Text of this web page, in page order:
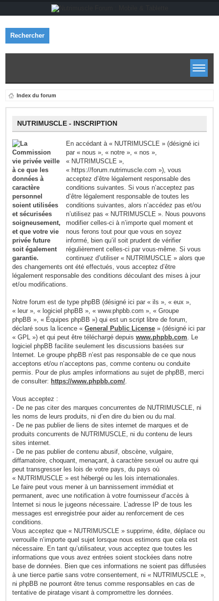
Rechercher
Index du forum
NUTRIMUSCLE - INSCRIPTION
En accédant à « NUTRIMUSCLE » (désigné ici
par « nous », « notre », « nos »,
« NUTRIMUSCLE »,
« https://forum.nutrimuscle.com »), vous
acceptez d’être légalement responsable des
conditions suivantes. Si vous n’acceptez pas
d’être légalement responsable de toutes les
conditions suivantes, alors n’accédez pas et/ou
n’utilisez pas « NUTRIMUSCLE ». Nous pouvons
modifier celles-ci à n’importe quel moment et
nous ferons tout pour que vous en soyez
informé, bien qu’il soit prudent de vérifier
régulièrement celles-ci par vous-même. Si vous
continuez d’utiliser « NUTRIMUSCLE » alors que
des changements ont été effectués, vous acceptez d’être
légalement responsable des conditions découlant des mises à jour
et/ou modifications.
Notre forum est de type phpBB (désigné ici par « ils », « eux »,
« leur », « logiciel phpBB », « www.phpbb.com », « Groupe
phpBB », « Équipes phpBB ») qui est un script libre de forum,
déclaré sous la licence «General Public License » (désigné ici par
« GPL ») et qui peut être téléchargé depuiswww.phpbb.com. Le
logiciel phpBB facilite seulement les discussions basées sur
Internet. Le groupe phpBB n’est pas responsable de ce que nous
acceptons et/ou n’acceptons pas, comme contenu ou conduite
permis. Pour de plus amples informations au sujet de phpBB, merci
de consulter: https://www.phpbb.com/.
Vous acceptez :
- De ne pas citer des marques concurrentes de NUTRIMUSCLE, ni
les noms de leurs produits, ni d’en dire du bien ou du mal.
- De ne pas publier de liens de sites internet de marques et de
produits concurrents de NUTRIMUSCLE, ni du contenu de leurs
sites internet.
- De ne pas publier de contenu abusif, obscène, vulgaire,
diffamatoire, choquant, menaçant, à caractère sexuel ou autre qui
peut transgresser les lois de votre pays, du pays où
« NUTRIMUSCLE » est hébergé ou les lois internationales.
Le faire peut vous mener à un bannissement immédiat et
permanent, avec une notification à votre fournisseur d’accès à
Internet si nous le jugeons nécessaire. L’adresse IP de tous les
messages est enregistrée pour aider au renforcement de ces
conditions.
Vous acceptez que « NUTRIMUSCLE » supprime, édite, déplace ou
verrouille n’importe quel sujet lorsque nous estimons que cela est
nécessaire. En tant qu’utilisateur, vous acceptez que toutes les
informations que vous avez entrées soient stockées dans notre
base de données. Bien que ces informations ne soient pas diffusées
à une tierce partie sans votre consentement, ni « NUTRIMUSCLE »,
ni phpBB ne pourront être tenus comme responsables en cas de
tentative de piratage visant à compromettre les données.